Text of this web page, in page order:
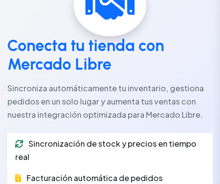
Conecta tu tienda con
Mercado Libre
Sincroniza automáticamente tu inventario, gestiona
pedidos en un solo lugar y aumenta tus ventas con
nuestra integración optimizada para Mercado Libre.
Sincronización de stock y precios en tiempo
real
Facturación automática de pedidos